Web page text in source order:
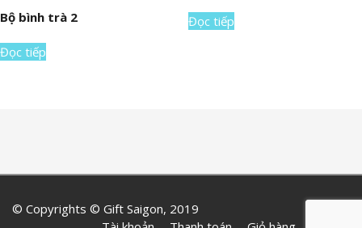
Bộ bình trà 2
Đọc tiếp
Đọc tiếp
© Copyrights © Gift Saigon, 2019